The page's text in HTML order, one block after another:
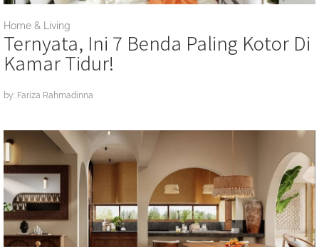
Home & Living
Ternyata, Ini 7 Benda Paling Kotor Di
Kamar Tidur!
by: Fariza Rahmadinna